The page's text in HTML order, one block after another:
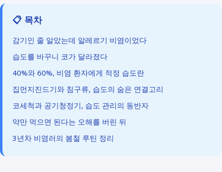
📋 목차
감기인 줄 알았는데 알레르기 비염이었다
습도를 바꾸니 코가 달라졌다
40%와 60%, 비염 환자에게 적정 습도란
집먼지진드기와 침구류, 습도의 숨은 연결고리
코세척과 공기청정기, 습도 관리의 동반자
약만 먹으면 된다는 오해를 버린 뒤
3년차 비염러의 봄철 루틴 정리